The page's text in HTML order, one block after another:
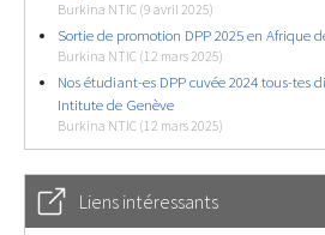
Burkina NTIC (9 avril 2025)
Sortie de promotion DPP 2025 en Afrique
Burkina NTIC (12 mars 2025)
Nos étudiant-es DPP cuvée 2024 tous-tes
Intitute de Genève
Burkina NTIC (12 mars 2025)
Liens intéressants